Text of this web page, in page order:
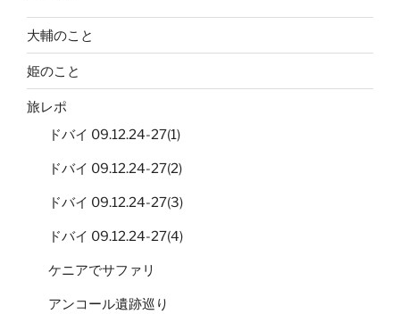
大輔のこと
姫のこと
旅レポ
ドバイ 09.12.24-27(1)
ドバイ 09.12.24-27(2)
ドバイ 09.12.24-27(3)
ドバイ 09.12.24-27(4)
ケニアでサファリ
アンコール遺跡巡り